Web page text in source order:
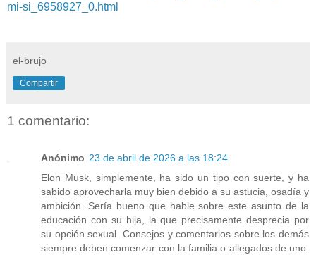
mi-si_6958927_0.html
el-brujo
Compartir
1 comentario:
Anónimo 23 de abril de 2026 a las 18:24
Elon Musk, simplemente, ha sido un tipo con suerte, y ha
sabido aprovecharla muy bien debido a su astucia, osadía y
ambición. Sería bueno que hable sobre este asunto de la
educación con su hija, la que precisamente desprecia por
su opción sexual. Consejos y comentarios sobre los demás
siempre deben comenzar con la familia o allegados de uno.